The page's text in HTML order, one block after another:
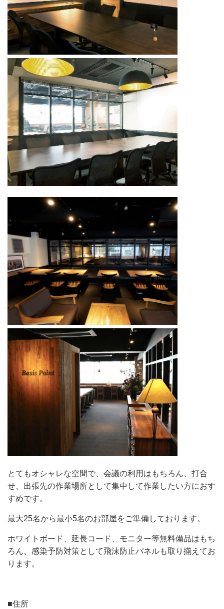
とてもオシャレな空間で、会議の利用はもちろん、打合
せ、出張先の作業場所として集中して作業したい方におす
すめです。
最大25名から最小5名のお部屋をご準備しております。
ホワイトボード、延長コード、モニター等無料備品はもち
ろん、感染予防対策として飛沫防止パネルも取り揃えてお
ります。
■住所